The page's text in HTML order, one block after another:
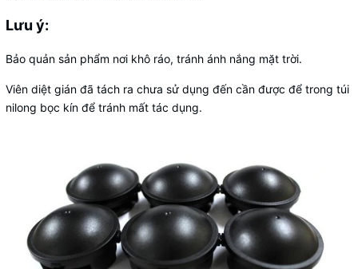
Lưu ý:
Bảo quản sản phẩm nơi khô ráo, tránh ánh nắng mặt trời.
Viên diệt gián đã tách ra chưa sử dụng đến cần được để trong túi
nilong bọc kín để tránh mất tác dụng.